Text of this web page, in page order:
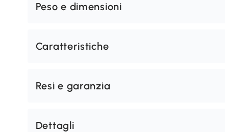
Peso e dimensioni
Caratteristiche
Resi e garanzia
Dettagli